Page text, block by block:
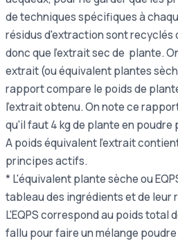
de techniques spécifiques à
résidus d'extraction sont recyclés
donc que l'extrait sec de plante.
extrait (ou équivalent plantes
rapport compare le poids de
l'extrait obtenu. On note ce
qu'il faut 4 kg de plante en poudre
A poids équivalent l'extrait
principes actifs.
* L'équivalent plante sèche ou
tableau des ingrédients et de leur
L'EQPS correspond au poids total
fallu pour faire un mélange